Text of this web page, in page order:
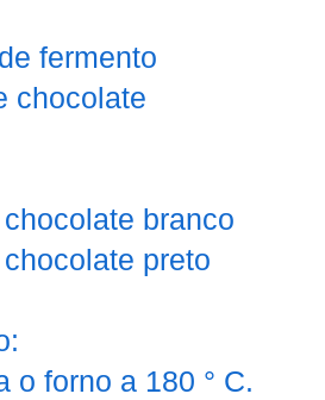
fermento
chocolate
branco
preto
o forno a 180 ° C.